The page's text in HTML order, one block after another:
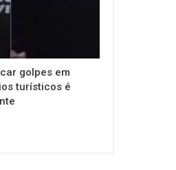
golpes em
turísticos é